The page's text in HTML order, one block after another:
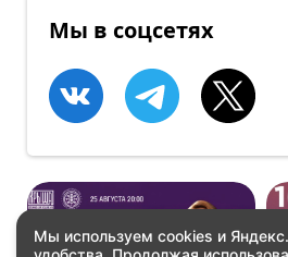
Мы используем cookies и
Мы в соцсетях